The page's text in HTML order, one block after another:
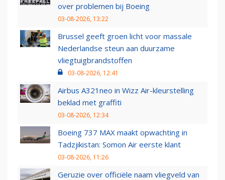
over problemen bij Boeing
03-08-2026, 13:22
Brussel geeft groen licht voor massale
Nederlandse steun aan duurzame
vliegtuigbrandstoffen
03-08-2026, 12:41
Airbus A321neo in Wizz Air-kleurstelling
beklad met graffiti
03-08-2026, 12:34
Boeing 737 MAX maakt opwachting in
Tadzjikistan: Somon Air eerste klant
03-08-2026, 11:26
Geruzie over officiële naam vliegveld van